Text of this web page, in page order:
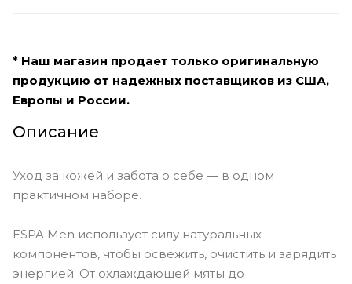
* Наш магазин продает только оригинальную
продукцию от надежных поставщиков из США,
Европы и России.
Описание
Уход за кожей и забота о себе — в одном
практичном наборе.
ESPA Men использует силу натуральных
компонентов, чтобы освежить, очистить и зарядить
энергией. От охлаждающей мяты до